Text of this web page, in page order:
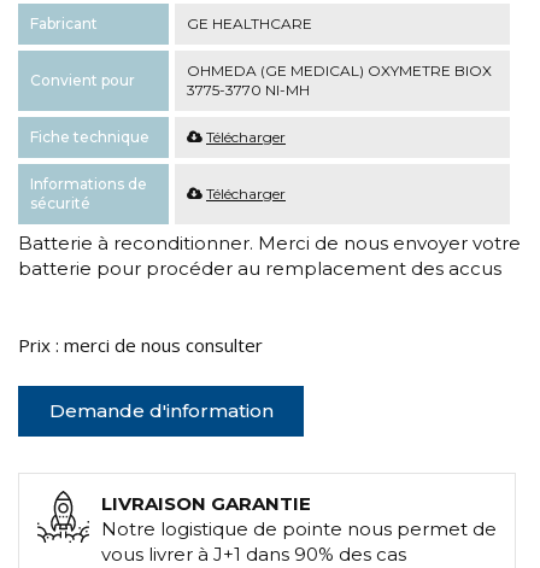
Fabricant GE HEALTHCARE
Convient pour
OHMEDA (GE MEDICAL) OXYMETRE BIOX
3775-3770 NI-MH
Fiche technique Télécharger
Informations de
sécurité
Télécharger
Batterie à reconditionner. Merci de nous envoyer votre
batterie pour procéder au remplacement des accus
Prix : merci de nous consulter
Demande d'information
LIVRAISON GARANTIE
Notre logistique de pointe nous permet de
vous livrer à J+1 dans 90% des cas